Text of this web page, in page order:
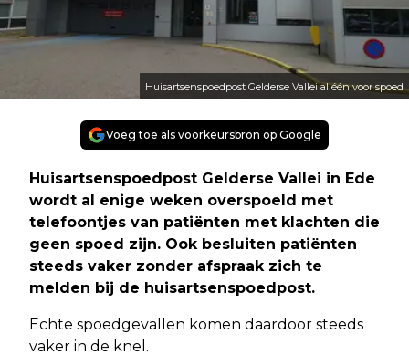
Huisartsenspoedpost Gelderse Vallei alléén voor spoed
Voeg toe als voorkeursbron op Google
Huisartsenspoedpost Gelderse Vallei in Ede
wordt al enige weken overspoeld met
telefoontjes van patiënten met klachten die
geen spoed zijn. Ook besluiten patiënten
steeds vaker zonder afspraak zich te
melden bij de huisartsenspoedpost.
Echte spoedgevallen komen daardoor steeds
vaker in de knel.